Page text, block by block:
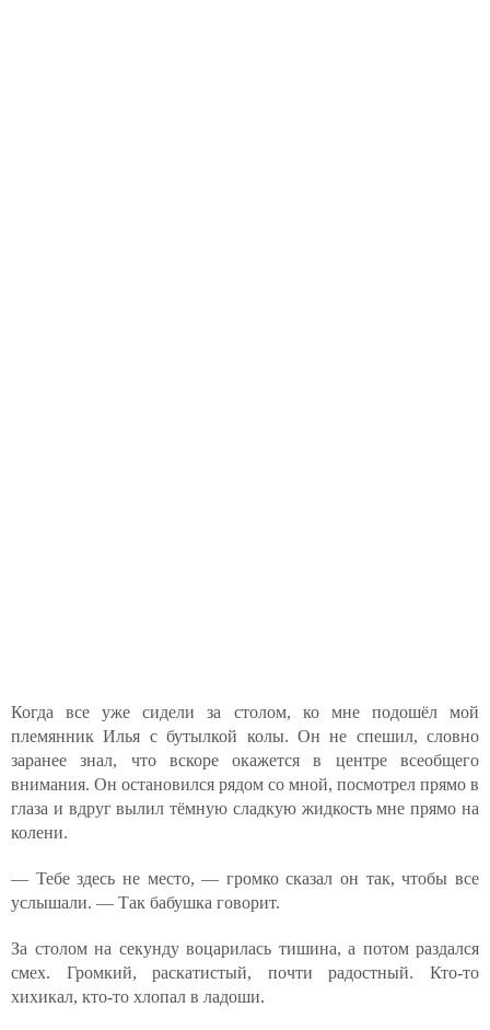
Когда все уже сидели за столом, ко мне подошёл мой
племянник Илья с бутылкой колы. Он не спешил, словно
заранее знал, что вскоре окажется в центре всеобщего
внимания. Он остановился рядом со мной, посмотрел прямо в
глаза и вдруг вылил тёмную сладкую жидкость мне прямо на
колени.
— Тебе здесь не место, — громко сказал он так, чтобы все
услышали. — Так бабушка говорит.
За столом на секунду воцарилась тишина, а потом раздался
смех. Громкий, раскатистый, почти радостный. Кто-то
хихикал, кто-то хлопал в ладоши.